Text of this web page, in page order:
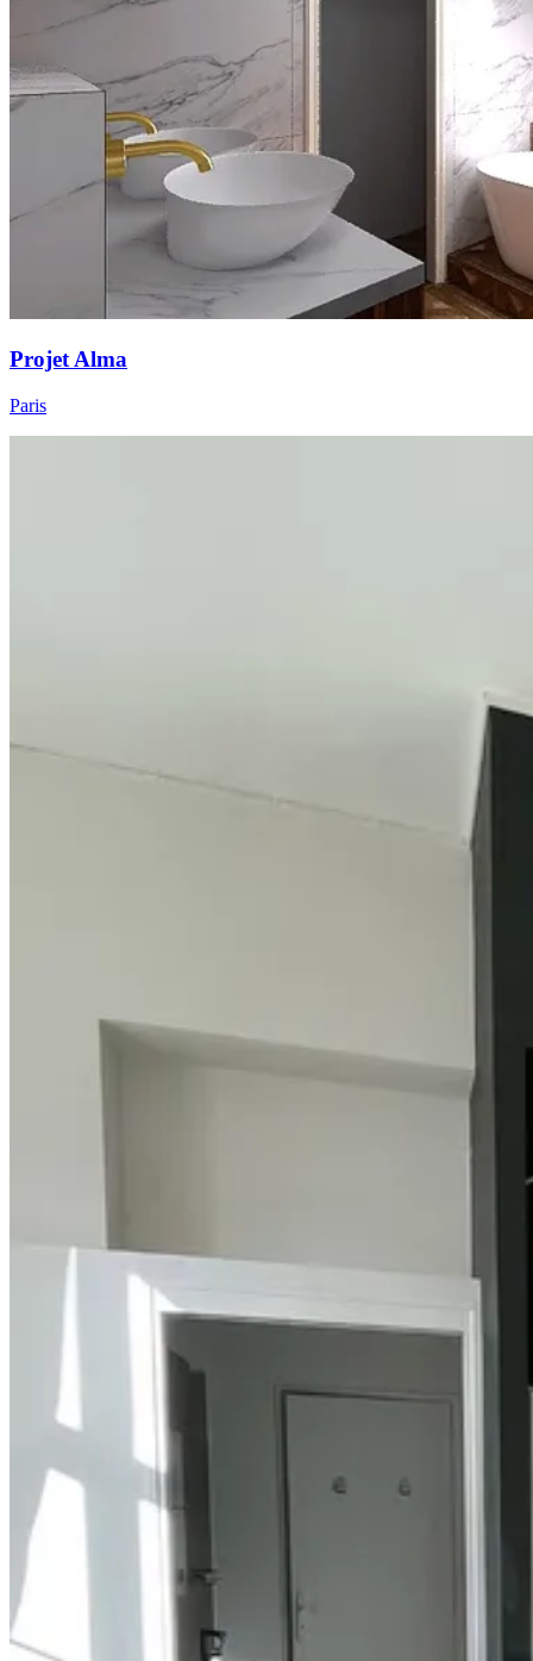
Projet Alma
Paris